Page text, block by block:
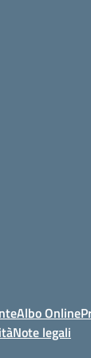
Albo Online
Note legali